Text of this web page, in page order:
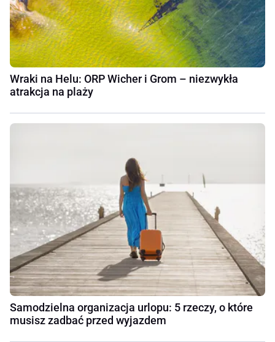
Wraki na Helu: ORP Wicher i Grom – niezwykła
atrakcja na plaży
Samodzielna organizacja urlopu: 5 rzeczy, o które
musisz zadbać przed wyjazdem